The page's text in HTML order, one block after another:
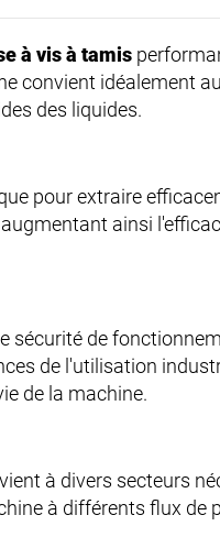
à vis à tamis
convient idéalement
des liquides.
pour extraire
ainsi
sécurité de
de l'utilisation
de la machine.
à divers secteurs
à différents flux de